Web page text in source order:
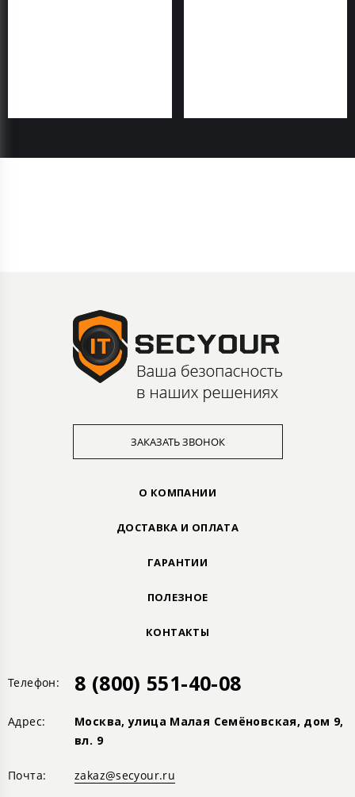
Телефон: 8 (800) 551-40-08
Адрес:
Москва, улица Малая Семёновская, дом 9,
вл. 9
Почта: zakaz@secyour.ru
ЗАКАЗАТЬ ЗВОНОК
О КОМПАНИИ
ДОСТАВКА И ОПЛАТА
ГАРАНТИИ
ПОЛЕЗНОЕ
КОНТАКТЫ